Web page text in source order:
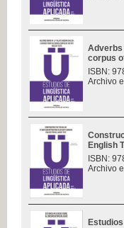
Adverbs
corpus
ISBN:
Archivo
English
ISBN:
Archivo